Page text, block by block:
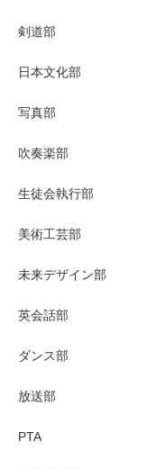
剣道部
日本文化部
写真部
吹奏楽部
生徒会執行部
美術工芸部
未来デザイン部
英会話部
ダンス部
放送部
PTA